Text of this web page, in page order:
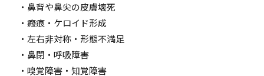
・鼻背や鼻尖の皮膚壊死
・瘢痕・ケロイド形成
・左右非対称・形態不満足
・鼻閉・呼吸障害
・嗅覚障害・知覚障害